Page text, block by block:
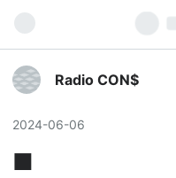
Radio CON$
2024-06-06
■